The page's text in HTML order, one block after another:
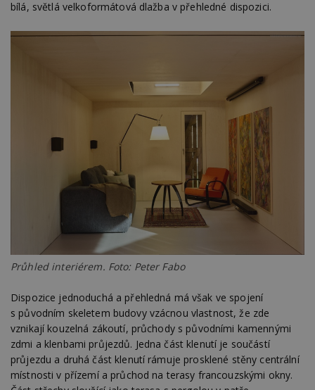
bílá, světlá velkoformátová dlažba v přehledné dispozici.
Průhled interiérem. Foto: Peter Fabo
Dispozice jednoduchá a přehledná má však ve spojení
s původním skeletem budovy vzácnou vlastnost, že zde
vznikají kouzelná zákoutí, průchody s původními kamennými
zdmi a klenbami průjezdů. Jedna část klenutí je součástí
průjezdu a druhá část klenutí rámuje prosklené stěny centrální
místnosti v přízemí a průchod na terasy francouzskými okny.